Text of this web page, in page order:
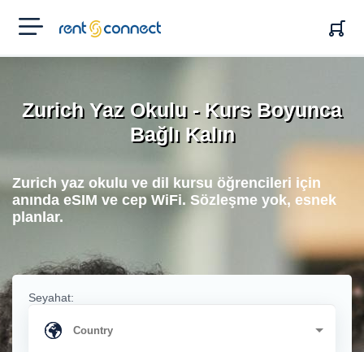
RENT'N
CONNECT
Zurich Yaz Okulu - Kurs Boyunca
Bağlı Kalın
Zurich yaz okulu ve dil kursu öğrencileri için
anında eSIM ve cep WiFi. Sözleşme yok, esnek
planlar.
Seyahat: